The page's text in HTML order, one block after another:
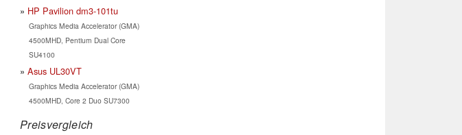
HP Pavilion dm3-101tu
Graphics Media Accelerator (GMA)
4500MHD, Pentium Dual Core
SU4100
Asus UL30VT
Graphics Media Accelerator (GMA)
4500MHD, Core 2 Duo SU7300
Preisvergleich